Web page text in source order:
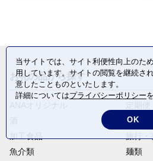
お礼の品から探す
肉類
魚介類
麺類
当サイトでは、サイト利便性向上のた
用しています。サイトの閲覧を継続さ
意したことものといたします。
詳細についてはプライバシーポリシー
OK